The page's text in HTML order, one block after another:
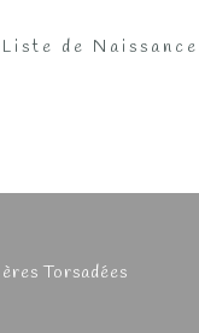
Liste de Naissance
Torsadées